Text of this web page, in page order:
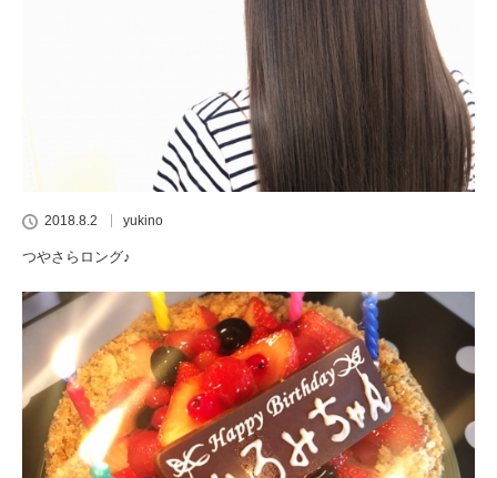
2018.8.2 yukino
つやさらロング♪